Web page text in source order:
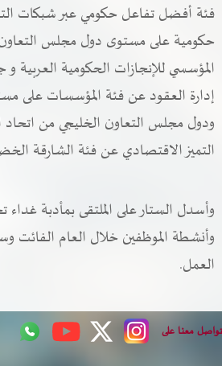
فئة أفضل تفاعل حكومي عبر شبكات
حكومية على مستوى دول مجلس التعاون
المؤسسي للإنجازات الحكومية العربية و
إدارة العقود عن فئة المؤسسات على
ودول مجلس التعاون الخليجي من اتحاد
التميز الاقتصادي عن فئة الشارقة
وأسدل الستار على الملتقى بمأدبة غداء
وأنشطة الموظفين خلال العام
العمل.
معنا على